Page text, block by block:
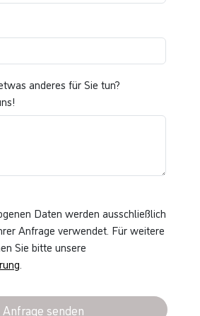
anderes für Sie tun?
Daten werden ausschließlich
Anfrage verwendet. Für weitere
Sie bitte unsere
Anfrage senden